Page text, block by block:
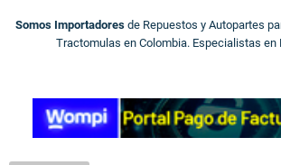
Somos Importadores de Repuestos y Autopartes
Tractomulas en Colombia. Especialistas en